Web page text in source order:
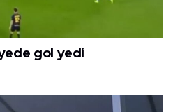
gol yedi